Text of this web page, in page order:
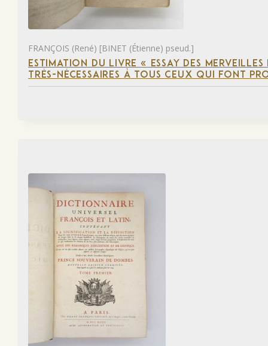
FRANÇOIS (René) [BINET (Étienne) pseud.]
ESTIMATION DU LIVRE « ESSAY DES
TRÈS-NÉCESSAIRES À TOUS CEUX QUI FONT